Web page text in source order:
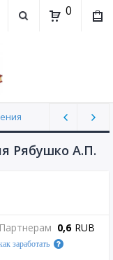
0
Рябушко А.П.
Партнерам 0,6 RUB
заработать